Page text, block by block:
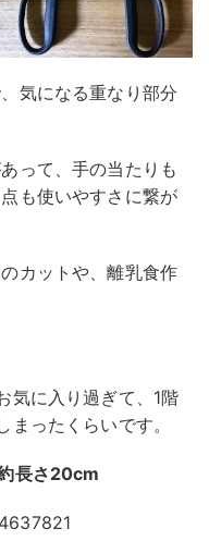
気になる重なり部分
って、手の当たりも
も使いやすさに繋が
カットや、離乳食作
気に入り過ぎて、1階
まったくらいです。
長さ20cm